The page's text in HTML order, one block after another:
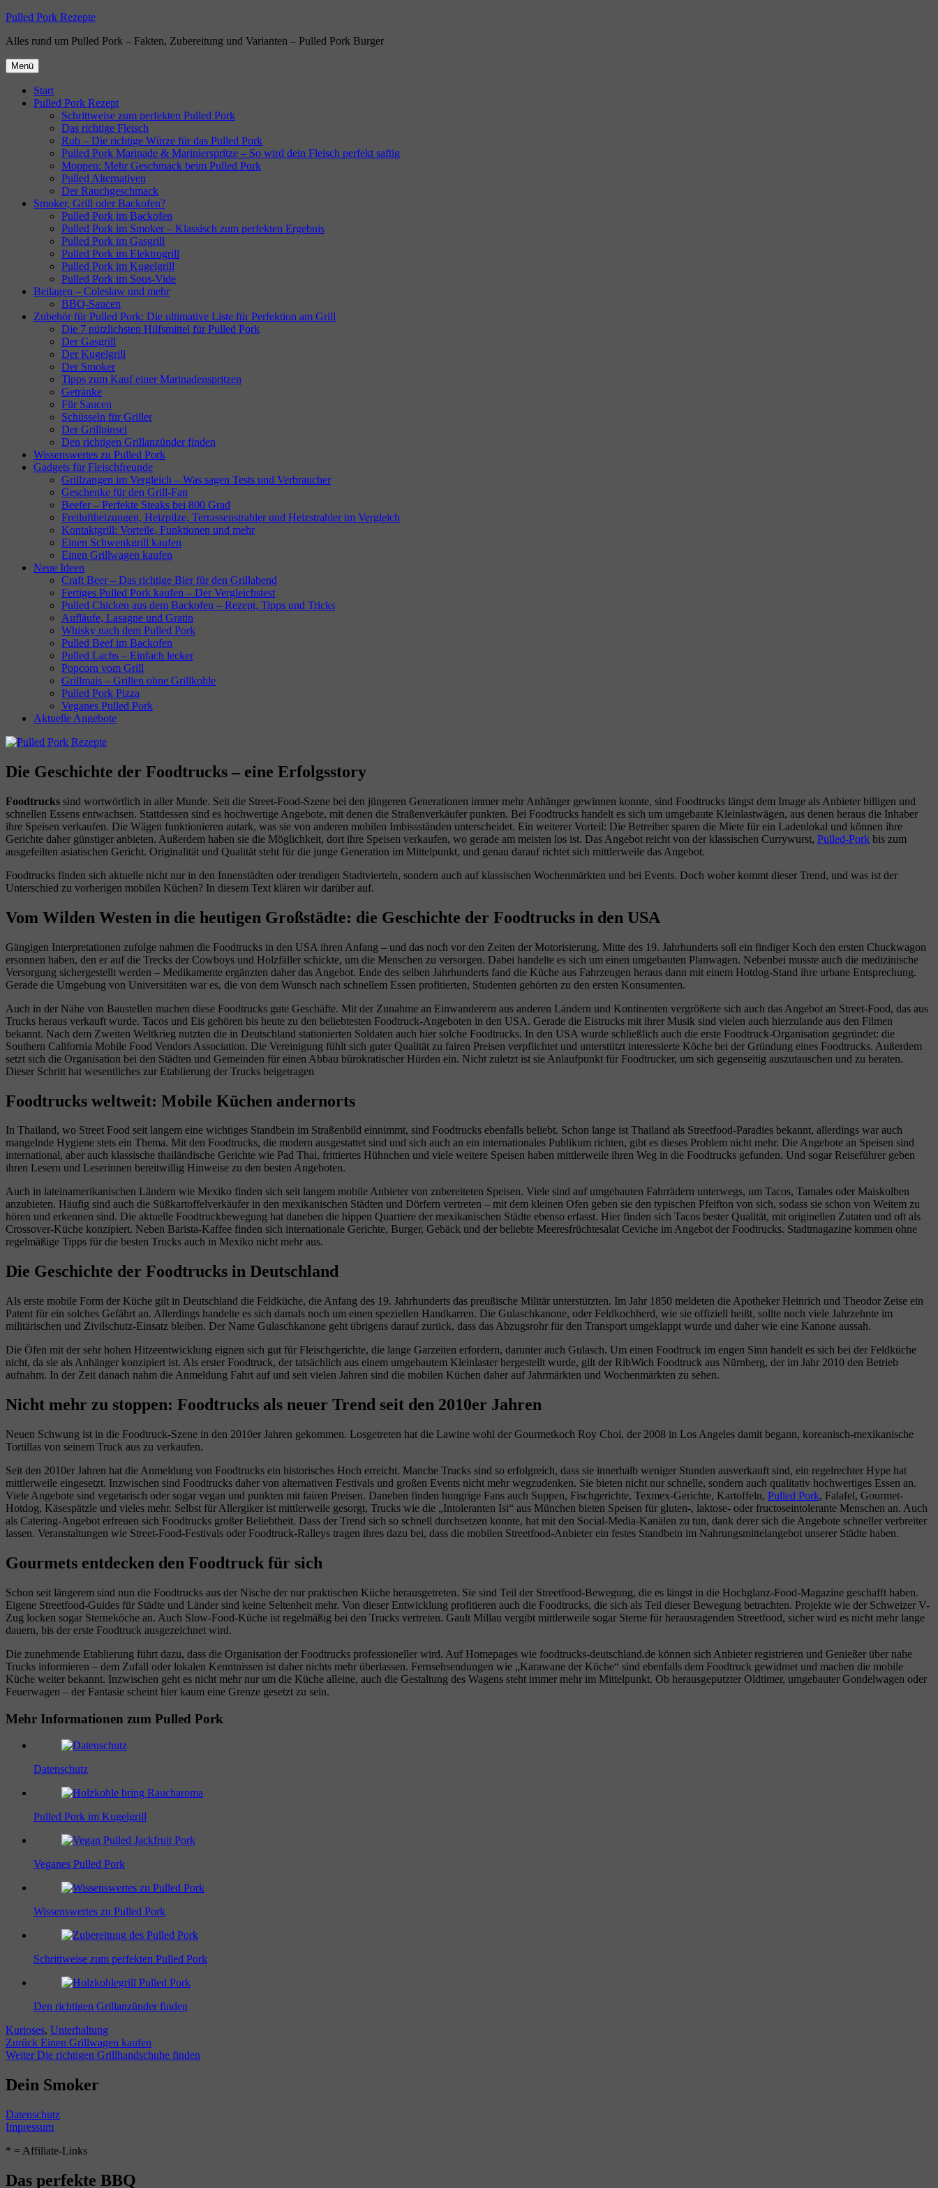
Zum
springen
Pulled Pork Rezepte
Alles rund um Pulled Pork – Fakten, Zubereitung und Varianten – Pulled Pork Burger
Menü
Start
Pulled Pork Rezept
Schrittweise zum perfekten Pulled Pork
Das richtige Fleisch
Rub – Die richtige Würze für das Pulled Pork
Pulled Pork Marinade & Marinierspritze – So wird dein Fleisch perfekt saftig
Moppen: Mehr Geschmack beim Pulled Pork
Pulled Alternativen
Der Rauchgeschmack
Smoker, Grill oder Backofen?
Pulled Pork im Backofen
Pulled Pork im Smoker – Klassisch zum perfekten Ergebnis
Pulled Pork im Gasgrill
Pulled Pork im Elektrogrill
Pulled Pork im Kugelgrill
Pulled Pork im Sous-Vide
Beilagen – Coleslaw und mehr
BBQ-Saucen
Zubehör für Pulled Pork: Die ultimative Liste für Perfektion am Grill
Die 7 nützlichsten Hilfsmittel für Pulled Pork
Der Gasgrill
Der Kugelgrill
Der Smoker
Tipps zum Kauf einer Marinadenspritzen
Getränke
Für Saucen
Schüsseln für Griller
Der Grillpinsel
Den richtigen Grillanzünder finden
Wissenswertes zu Pulled Pork
Gadgets für Fleischfreunde
Grillzangen im Vergleich – Was sagen Tests und Verbraucher
Geschenke für den Grill-Fan
Beefer – Perfekte Steaks bei 800 Grad
Freiluftheizungen, Heizpilze, Terrassenstrahler und Heizstrahler im Vergleich
Kontaktgrill: Vorteile, Funktionen und mehr
Einen Schwenkgrill kaufen
Einen Grillwagen kaufen
Neue Ideen
Craft Beer – Das richtige Bier für den Grillabend
Fertiges Pulled Pork kaufen – Der Vergleichstest
Pulled Chicken aus dem Backofen – Rezept, Tipps und Tricks
Aufläufe, Lasagne und Gratin
Whisky nach dem Pulled Pork
Pulled Beef im Backofen
Pulled Lachs – Einfach lecker
Popcorn vom Grill
Grillmais – Grillen ohne Grillkohle
Pulled Pork Pizza
Veganes Pulled Pork
Aktuelle Angebote
Die Geschichte der Foodtrucks – eine Erfolgsstory
Foodtrucks sind wortwörtlich in aller Munde. Seit die Street-Food-Szene bei den jüngeren Generationen immer mehr Anhänger gewinnen konnte, sind Foodtrucks längst dem Image als Anbieter billigen und
schnellen Essens entwachsen. Stattdessen sind es hochwertige Angebote, mit denen die Straßenverkäufer punkten. Bei Foodtrucks handelt es sich um umgebaute Kleinlastwägen, aus denen heraus die Inhaber
ihre Speisen verkaufen. Die Wägen funktionieren autark, was sie von anderen mobilen Imbissständen unterscheidet. Ein weiterer Vorteil: Die Betreiber sparen die Miete für ein Ladenlokal und können ihre
Gerichte daher günstiger anbieten. Außerdem haben sie die Möglichkeit, dort ihre Speisen verkaufen, wo gerade am meisten los ist. Das Angebot reicht von der klassischen Currywurst, Pulled-Pork bis zum
ausgefeilten asiatischen Gericht. Originalität und Qualität steht für die junge Generation im Mittelpunkt, und genau darauf richtet sich mittlerweile das Angebot.
Foodtrucks finden sich aktuelle nicht nur in den Innenstädten oder trendigen Stadtvierteln, sondern auch auf klassischen Wochenmärkten und bei Events. Doch woher kommt dieser Trend, und was ist der
Unterschied zu vorherigen mobilen Küchen? In diesem Text klären wir darüber auf.
Vom Wilden Westen in die heutigen Großstädte: die Geschichte der Foodtrucks in den USA
Gängigen Interpretationen zufolge nahmen die Foodtrucks in den USA ihren Anfang – und das noch vor den Zeiten der Motorisierung. Mitte des 19. Jahrhunderts soll ein findiger Koch den ersten Chuckwagon
ersonnen haben, den er auf die Trecks der Cowboys und Holzfäller schickte, um die Menschen zu versorgen. Dabei handelte es sich um einen umgebauten Planwagen. Nebenbei musste auch die medizinische
Versorgung sichergestellt werden – Medikamente ergänzten daher das Angebot. Ende des selben Jahrhunderts fand die Küche aus Fahrzeugen heraus dann mit einem Hotdog-Stand ihre urbane Entsprechung.
Gerade die Umgebung von Universitäten war es, die von dem Wunsch nach schnellem Essen profitierten, Studenten gehörten zu den ersten Konsumenten.
Auch in der Nähe von Baustellen machen diese Foodtrucks gute Geschäfte. Mit der Zunahme an Einwanderern aus anderen Ländern und Kontinenten vergrößerte sich auch das Angebot an Street-Food, das aus
Trucks heraus verkauft wurde. Tacos und Eis gehören bis heute zu den beliebtesten Foodtruck-Angeboten in den USA. Gerade die Eistrucks mit ihrer Musik sind vielen auch hierzulande aus den Filmen
bekannt. Nach dem Zweiten Weltkrieg nutzten die in Deutschland stationierten Soldaten auch hier solche Foodtrucks. In den USA wurde schließlich auch die erste Foodtruck-Organisation gegründet: die
Southern California Mobile Food Vendors Association. Die Vereinigung fühlt sich guter Qualität zu fairen Preisen verpflichtet und unterstützt interessierte Köche bei der Gründung eines Foodtrucks. Außerdem
setzt sich die Organisation bei den Städten und Gemeinden für einen Abbau bürokratischer Hürden ein. Nicht zuletzt ist sie Anlaufpunkt für Foodtrucker, um sich gegenseitig auszutauschen und zu beraten.
Dieser Schritt hat wesentliches zur Etablierung der Trucks beigetragen
Foodtrucks weltweit: Mobile Küchen andernorts
In Thailand, wo Street Food seit langem eine wichtiges Standbein im Straßenbild einnimmt, sind Foodtrucks ebenfalls beliebt. Schon lange ist Thailand als Streetfood-Paradies bekannt, allerdings war auch
mangelnde Hygiene stets ein Thema. Mit den Foodtrucks, die modern ausgestattet sind und sich auch an ein internationales Publikum richten, gibt es dieses Problem nicht mehr. Die Angebote an Speisen sind
international, aber auch klassische thailändische Gerichte wie Pad Thai, frittiertes Hühnchen und viele weitere Speisen haben mittlerweile ihren Weg in die Foodtrucks gefunden. Und sogar Reiseführer geben
ihren Lesern und Leserinnen bereitwillig Hinweise zu den besten Angeboten.
Auch in lateinamerikanischen Ländern wie Mexiko finden sich seit langem mobile Anbieter von zubereiteten Speisen. Viele sind auf umgebauten Fahrrädern unterwegs, um Tacos, Tamales oder Maiskolben
anzubieten. Häufig sind auch die Süßkartoffelverkäufer in den mexikanischen Städten und Dörfern vertreten – mit dem kleinen Ofen geben sie den typischen Pfeifton von sich, sodass sie schon von Weitem zu
hören und erkennen sind. Die aktuelle Foodtruckbewegung hat daneben die hippen Quartiere der mexikanischen Städte ebenso erfasst. Hier finden sich Tacos bester Qualität, mit originellen Zutaten und oft als
Crossover-Küche konzipiert. Neben Barista-Kaffee finden sich internationale Gerichte, Burger, Gebäck und der beliebte Meeresfrüchtesalat Ceviche im Angebot der Foodtrucks. Stadtmagazine kommen ohne
regelmäßige Tipps für die besten Trucks auch in Mexiko nicht mehr aus.
Die Geschichte der Foodtrucks in Deutschland
Als erste mobile Form der Küche gilt in Deutschland die Feldküche, die Anfang des 19. Jahrhunderts das preußische Militär unterstützten. Im Jahr 1850 meldeten die Apotheker Heinrich und Theodor Zeise ein
Patent für ein solches Gefährt an. Allerdings handelte es sich damals noch um einen speziellen Handkarren. Die Gulaschkanone, oder Feldkochherd, wie sie offiziell heißt, sollte noch viele Jahrzehnte im
militärischen und Zivilschutz-Einsatz bleiben. Der Name Gulaschkanone geht übrigens darauf zurück, dass das Abzugsrohr für den Transport umgeklappt wurde und daher wie eine Kanone aussah.
Die Öfen mit der sehr hohen Hitzeentwicklung eignen sich gut für Fleischgerichte, die lange Garzeiten erfordern, darunter auch Gulasch. Um einen Foodtruck im engen Sinn handelt es sich bei der Feldküche
nicht, da sie als Anhänger konzipiert ist. Als erster Foodtruck, der tatsächlich aus einem umgebautem Kleinlaster hergestellt wurde, gilt der RibWich Foodtruck aus Nürnberg, der im Jahr 2010 den Betrieb
aufnahm. In der Zeit danach nahm die Anmeldung Fahrt auf und seit vielen Jahren sind die mobilen Küchen daher auf Jahrmärkten und Wochenmärkten zu sehen.
Nicht mehr zu stoppen: Foodtrucks als neuer Trend seit den 2010er Jahren
Neuen Schwung ist in die Foodtruck-Szene in den 2010er Jahren gekommen. Losgetreten hat die Lawine wohl der Gourmetkoch Roy Choi, der 2008 in Los Angeles damit begann, koreanisch-mexikanische
Tortillas von seinem Truck aus zu verkaufen.
Seit den 2010er Jahren hat die Anmeldung von Foodtrucks ein historisches Hoch erreicht. Manche Trucks sind so erfolgreich, dass sie innerhalb weniger Stunden ausverkauft sind, ein regelrechter Hype hat
mittlerweile eingesetzt. Inzwischen sind Foodtrucks daher von alternativen Festivals und großen Events nicht mehr wegzudenken. Sie bieten nicht nur schnelle, sondern auch qualitativ hochwertiges Essen an.
Viele Angebote sind vegetarisch oder sogar vegan und punkten mit fairen Preisen. Daneben finden hungrige Fans auch Suppen, Fischgerichte, Texmex-Gerichte, Kartoffeln, Pulled Pork, Falafel, Gourmet-
Hotdog, Käsespätzle und vieles mehr. Selbst für Allergiker ist mittlerweile gesorgt, Trucks wie die „Intoleranten Isi“ aus München bieten Speisen für gluten-, laktose- oder fructoseintolerante Menschen an. Auch
als Catering-Angebot erfreuen sich Foodtrucks großer Beliebtheit. Dass der Trend sich so schnell durchsetzen konnte, hat mit den Social-Media-Kanälen zu tun, dank derer sich die Angebote schneller verbreiter
lassen. Veranstaltungen wie Street-Food-Festivals oder Foodtruck-Ralleys tragen ihres dazu bei, dass die mobilen Streetfood-Anbieter ein festes Standbein im Nahrungsmittelangebot unserer Städte haben.
Gourmets entdecken den Foodtruck für sich
Schon seit längerem sind nun die Foodtrucks aus der Nische der nur praktischen Küche herausgetreten. Sie sind Teil der Streetfood-Bewegung, die es längst in die Hochglanz-Food-Magazine geschafft haben.
Eigene Streetfood-Guides für Städte und Länder sind keine Seltenheit mehr. Von dieser Entwicklung profitieren auch die Foodtrucks, die sich als Teil dieser Bewegung betrachten. Projekte wie der Schweizer V-
Zug locken sogar Sterneköche an. Auch Slow-Food-Küche ist regelmäßig bei den Trucks vertreten. Gault Millau vergibt mittlerweile sogar Sterne für herausragenden Streetfood, sicher wird es nicht mehr lange
dauern, bis der erste Foodtruck ausgezeichnet wird.
Die zunehmende Etablierung führt dazu, dass die Organisation der Foodtrucks professioneller wird. Auf Homepages wie foodtrucks-deutschland.de können sich Anbieter registrieren und Genießer über nahe
Trucks informieren – dem Zufall oder lokalen Kenntnissen ist daher nichts mehr überlassen. Fernsehsendungen wie „Karawane der Köche“ sind ebenfalls dem Foodtruck gewidmet und machen die mobile
Küche weiter bekannt. Inzwischen geht es nicht mehr nur um die Küche alleine, auch die Gestaltung des Wagens steht immer mehr im Mittelpunkt. Ob herausgeputzter Oldtimer, umgebauter Gondelwagen oder
Feuerwagen – der Fantasie scheint hier kaum eine Grenze gesetzt zu sein.
Mehr Informationen zum Pulled Pork
Datenschutz
Pulled Pork im Kugelgrill
Veganes Pulled Pork
Wissenswertes zu Pulled Pork
Schrittweise zum perfekten Pulled Pork
Den richtigen Grillanzünder finden
Kategorien
Kurioses, Unterhaltung
Beitragsnavigation
Zurück Vorheriger
Beitrag:
Einen Grillwagen kaufen
Weiter Nächster
Die richtigen Grillhandschuhe finden
Dein Smoker
Datenschutz
Impressum
* = Affiliate-Links
Das perfekte BBQ